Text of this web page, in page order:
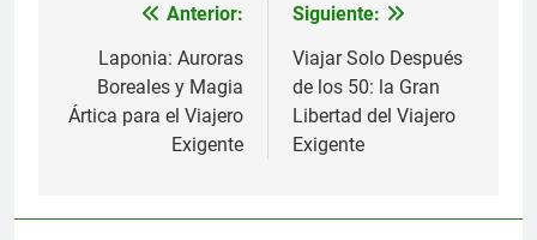
Navegación
entradas
Anterior:
Laponia: Auroras
Boreales y Magia
Ártica para el Viajero
Exigente
Siguiente:
Viajar Solo Después
de los 50: la Gran
Libertad del Viajero
Exigente